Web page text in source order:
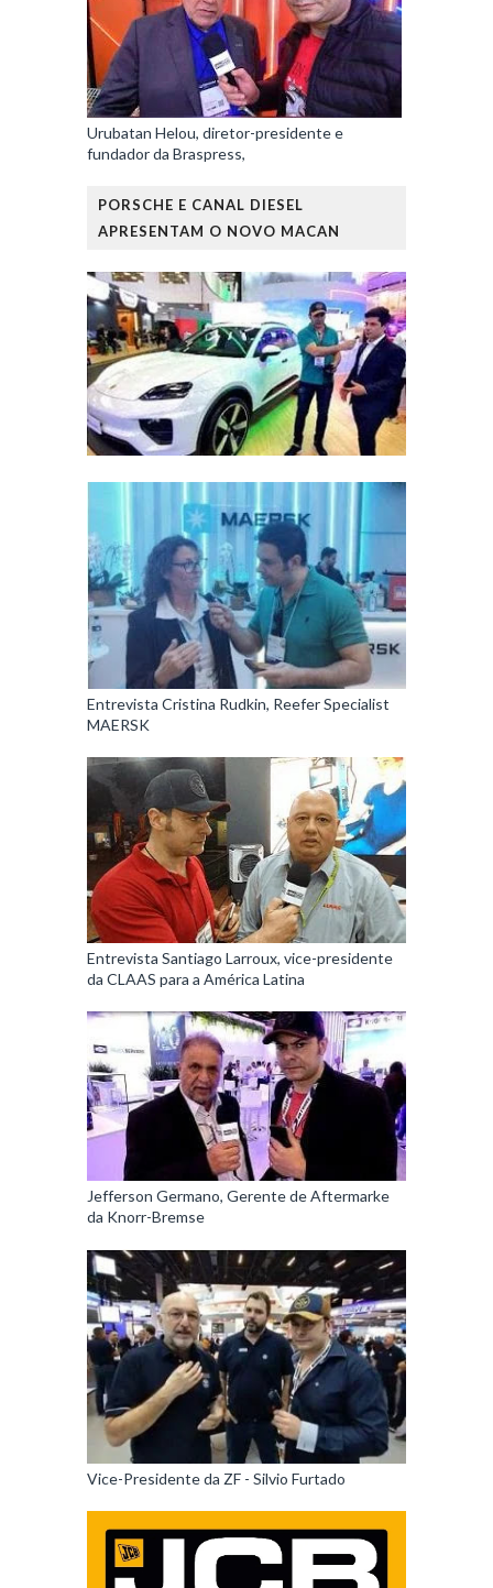
Urubatan Helou, diretor-presidente e
fundador da Braspress,
PORSCHE E CANAL DIESEL
APRESENTAM O NOVO MACAN
Entrevista Cristina Rudkin, Reefer Specialist
MAERSK
Entrevista Santiago Larroux, vice-presidente
da CLAAS para a América Latina
Jefferson Germano, Gerente de Aftermarke
da Knorr-Bremse
Vice-Presidente da ZF - Silvio Furtado